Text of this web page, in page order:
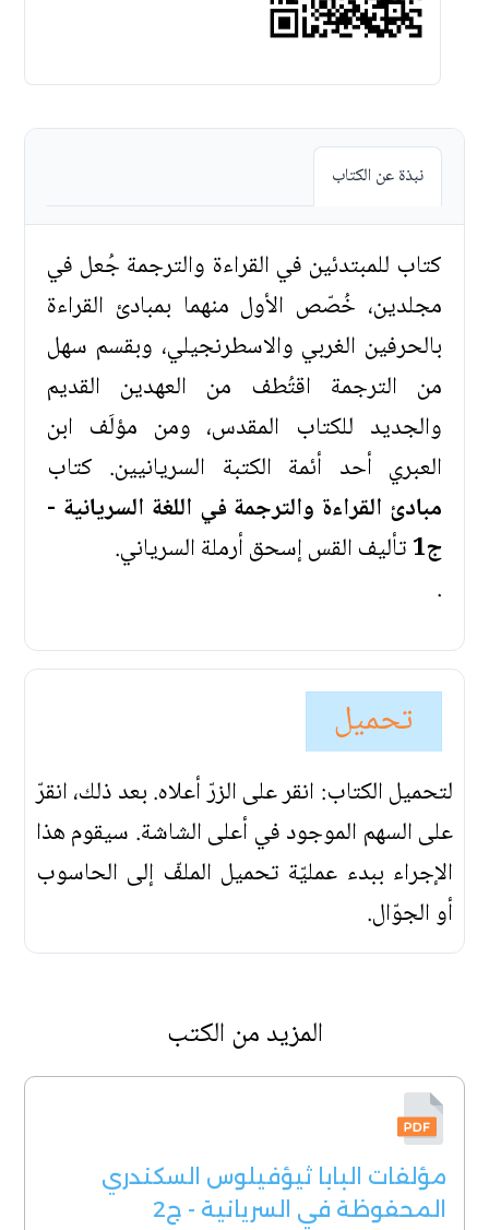
نبذة عن الكتاب
كتاب للمبتدئين في القراءة والترجمة جُعل في
مجلدين، خُصّص الأول منهما بمبادئ القراءة
بالحرفين الغربي والاسطرنجيلي، وبقسم سهل
من الترجمة اقتُطف من العهدين القديم
والجديد للكتاب المقدس، ومن مؤلَف ابن
العبري أحد أئمة الكتبة السريانيين. كتاب
مبادئ القراءة والترجمة في اللغة السريانية -
ج1 تأليف القس إسحق أرملة السرياني.
.
تحميل
لتحميل الكتاب: انقر على الزرّ أعلاه. بعد ذلك، انقرّ
على السهم الموجود في أعلى الشاشة. سيقوم هذا
الإجراء ببدء عمليّة تحميل الملفّ إلى الحاسوب
أو الجوّال.
المزيد من الكتب
مؤلفات البابا ثيؤفيلوس السكندري
المحفوظة في السريانية - ج2